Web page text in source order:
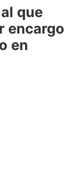
que
encargo
en